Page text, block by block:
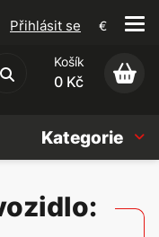
Obchodní podmínky
Přihlásit se €
Košík
0 Kč
Kategorie